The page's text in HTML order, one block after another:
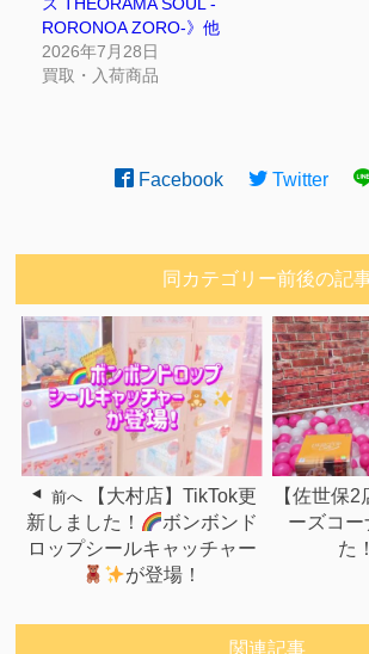
ス THEORAMA SOUL -
RORONOA ZORO-》他
2026年7月28日
買取・入荷商品
Facebook Twitter
同カテゴリー前後の記
前へ
【大村店】TikTok更
新しました！
ボンボンド
ロップシールキャッチャー
が登場！
【佐世保
ーズコー
た
関連記事